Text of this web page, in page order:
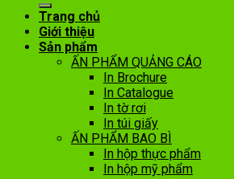
Trang chủ
Giới thiệu
Sản phẩm
ẤN PHẨM QUẢNG CÁO
In Brochure
In Catalogue
In tờ rơi
In túi giấy
ẤN PHẨM BAO BÌ
In hộp thực phẩm
In hộp mỹ phẩm